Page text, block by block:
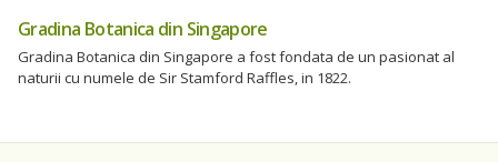
Gradina Botanica din Singapore
Gradina Botanica din Singapore a fost fondata de un pasionat al
naturii cu numele de Sir Stamford Raffles, in 1822.